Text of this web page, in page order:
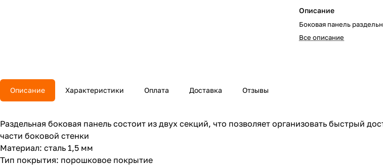
Описание
Боковая панель
Все описание
Описание Характеристики Оплата Доставка Отзывы
Раздельная боковая панель состоит из двух секций, что позволяет организовать быстрый
части боковой стенки
Материал: сталь 1,5 мм
Тип покрытия: порошковое покрытие